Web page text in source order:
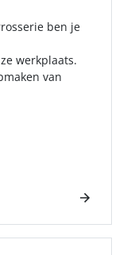
ben je
werkplaats.
van